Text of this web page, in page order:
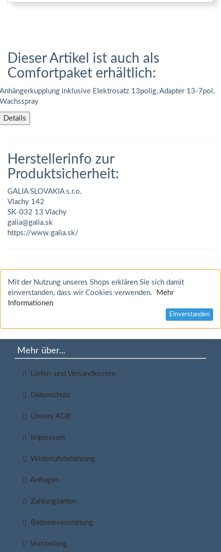
Dieser Artikel ist auch als
Comfortpaket erhältlich:
Anhängerkupplung inklusive Elektrosatz 13polig, Adapter 13-7pol,
Wachsspray
Details
Herstellerinfo zur
Produktsicherheit:
GALIA SLOVAKIA s.r.o.
Vlachy 142
SK-032 13 Vlachy
galia@galia.sk
https://www.galia.sk/
Mit der Nutzung unseres Shops erklären Sie sich damit
einverstanden, dass wir Cookies verwenden.
Mehr
Informationen
Einverstanden
Mehr über...
Liefer- und Versandkosten
Datenschutz
Unsere AGB
Impressum
Widerrufsbelehrung
Anfragen
Zahlungsarten
Batterieverordnung
Vorstellung